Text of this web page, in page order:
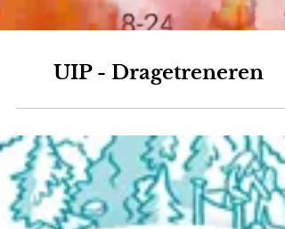
UIP - Dragetreneren